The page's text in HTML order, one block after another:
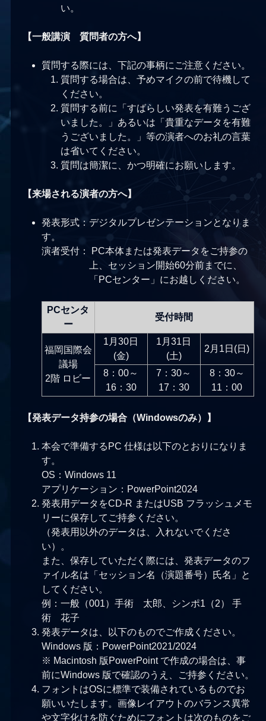
い。
【一般講演 質問者の方へ】
質問する際には、下記の事柄にご注意ください。
質問する場合は、予めマイクの前で待機して
ください。
質問する前に「すばらしい発表を有難うござ
いました。」あるいは「貴重なデータを有難
うございました。」等の演者へのお礼の言葉
は省いてください。
質問は簡潔に、かつ明確にお願いします。
【来場される演者の方へ】
発表形式：デジタルプレゼンテーションとなりま
す。
演者受付： PC本体または発表データをご持参の
上、セッション開始60分前までに、
「PCセンター」にお越しください。
PCセンタ
ー
受付時間
福岡国際会
議場
2階 ロビー
1月30日
(金)
1月31日
(土)
2月1日(日)
8：00～
16：30
7：30～
17：30
8：30～
11：00
【発表データ持参の場合（Windowsのみ）】
本会で準備するPC 仕様は以下のとおりになりま
す。
OS：Windows 11
アプリケーション：PowerPoint2024
発表用データをCD-R またはUSB フラッシュメモ
リーに保存してご持参ください。
（発表用以外のデータは、入れないでくださ
い）。
また、保存していただく際には、発表データのフ
ァイル名は「セッション名（演題番号）氏名」と
してください。
例：一般（001）手術 太郎、シンポ1（2） 手
術 花子
発表データは、以下のものでご作成ください。
Windows 版：PowerPoint2021/2024
※ Macintosh 版PowerPoint で作成の場合は、事
前にWindows 版で確認のうえ、ご持参ください。
フォントはOSに標準で装備されているものでお
願いいたします。画像レイアウトのバランス異常
や文字化けを防ぐためにフォントは次のものをご